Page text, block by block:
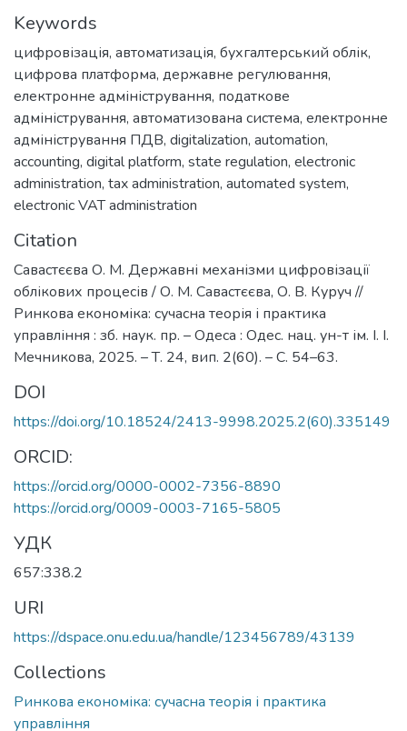
Keywords
цифровізація, автоматизація, бухгалтерський облік,
цифрова платформа, державне регулювання,
електронне адміністрування, податкове
адміністрування, автоматизована система, електронне
адміністрування ПДВ, digitalization, automation,
accounting, digital platform, state regulation, electronic
administration, tax administration, automated system,
electronic VAT administration
Citation
Савастєєва О. М. Державні механізми цифровізації
облікових процесів / О. М. Савастєєва, О. В. Куруч //
Ринкова економіка: сучасна теорія і практика
управління : зб. наук. пр. – Одеса : Одес. нац. ун-т ім. І. І.
Мечникова, 2025. – Т. 24, вип. 2(60). – С. 54–63.
DOI
https://doi.org/10.18524/2413-9998.2025.2(60).335149
ORCID:
https://orcid.org/0000-0002-7356-8890
https://orcid.org/0009-0003-7165-5805
УДК
657:338.2
URI
https://dspace.onu.edu.ua/handle/123456789/43139
Collections
Ринкова економіка: сучасна теорія і практика
управління